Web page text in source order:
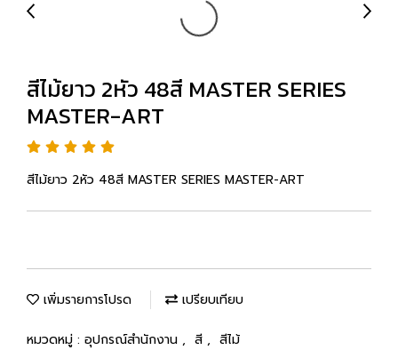
สีไม้ยาว 2หัว 48สี MASTER SERIES
MASTER-ART
สีไม้ยาว 2หัว 48สี MASTER SERIES MASTER-ART
เพิ่มรายการโปรด เปรียบเทียบ
หมวดหมู่ : อุปกรณ์สำนักงาน , สี , สีไม้